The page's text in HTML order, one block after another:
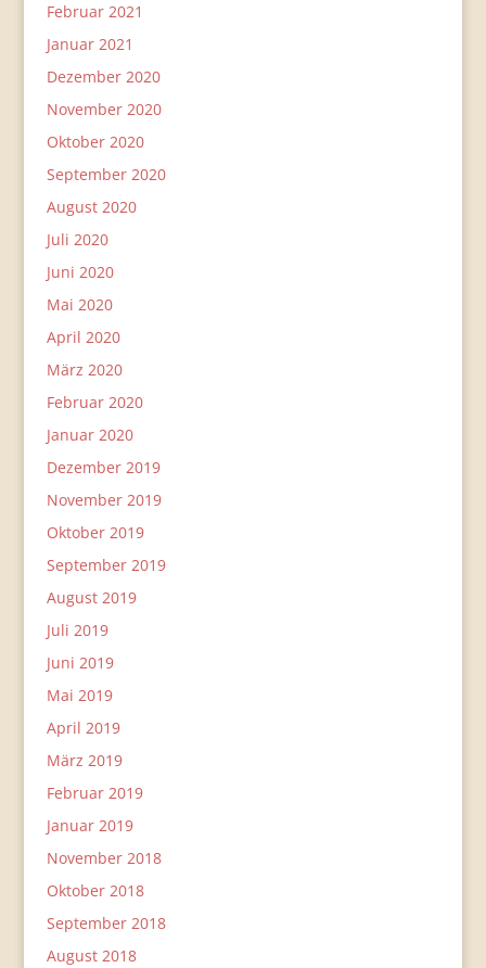
Februar 2021
Januar 2021
Dezember 2020
November 2020
Oktober 2020
September 2020
August 2020
Juli 2020
Juni 2020
Mai 2020
April 2020
März 2020
Februar 2020
Januar 2020
Dezember 2019
November 2019
Oktober 2019
September 2019
August 2019
Juli 2019
Juni 2019
Mai 2019
April 2019
März 2019
Februar 2019
Januar 2019
November 2018
Oktober 2018
September 2018
August 2018